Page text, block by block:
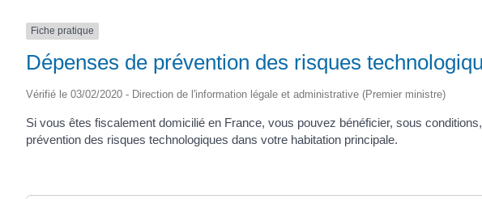
Fiche pratique
Dépenses de prévention des risques
Vérifié le 03/02/2020 - Direction de l'information légale et administrative (Premier ministre)
Si vous êtes fiscalement domicilié en France, vous pouvez bénéficier, sous
prévention des risques technologiques dans votre habitation principale.